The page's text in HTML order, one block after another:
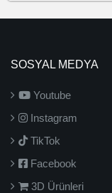
SOSYAL MEDYA
Youtube
Instagram
TikTok
Facebook
3D Ürünleri